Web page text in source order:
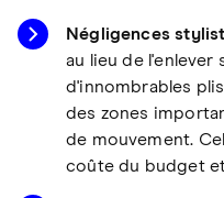
Négligences
au lieu de l'enlever
d'innombrables
des zones
de mouvement.
coûte du budget